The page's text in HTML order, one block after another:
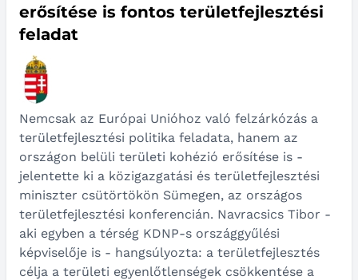
erősítése is fontos területfejlesztési
feladat
Nemcsak az Európai Unióhoz való felzárkózás a
területfejlesztési politika feladata, hanem az
országon belüli területi kohézió erősítése is -
jelentette ki a közigazgatási és területfejlesztési
miniszter csütörtökön Sümegen, az országos
területfejlesztési konferencián. Navracsics Tibor -
aki egyben a térség KDNP-s országgyűlési
képviselője is - hangsúlyozta: a területfejlesztés
célja a területi egyenlőtlenségek csökkentése a